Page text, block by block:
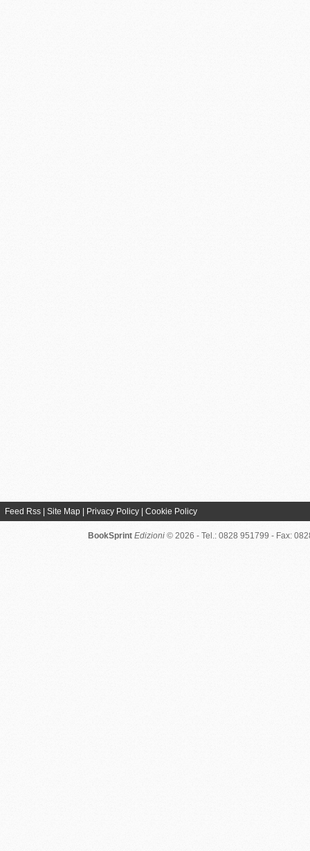
Feed Rss Site Map Privacy Policy Cookie Policy
BookSprint Edizioni © 2026 - Tel.: 0828 951799 - Fax: